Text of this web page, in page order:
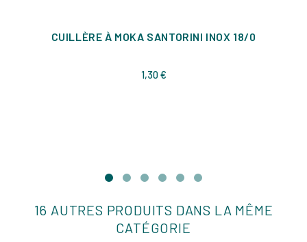
CUILLÈRE À MOKA SANTORINI INOX 18/0
1,30 €Prix
16 AUTRES PRODUITS DANS LA MÊME
CATÉGORIE